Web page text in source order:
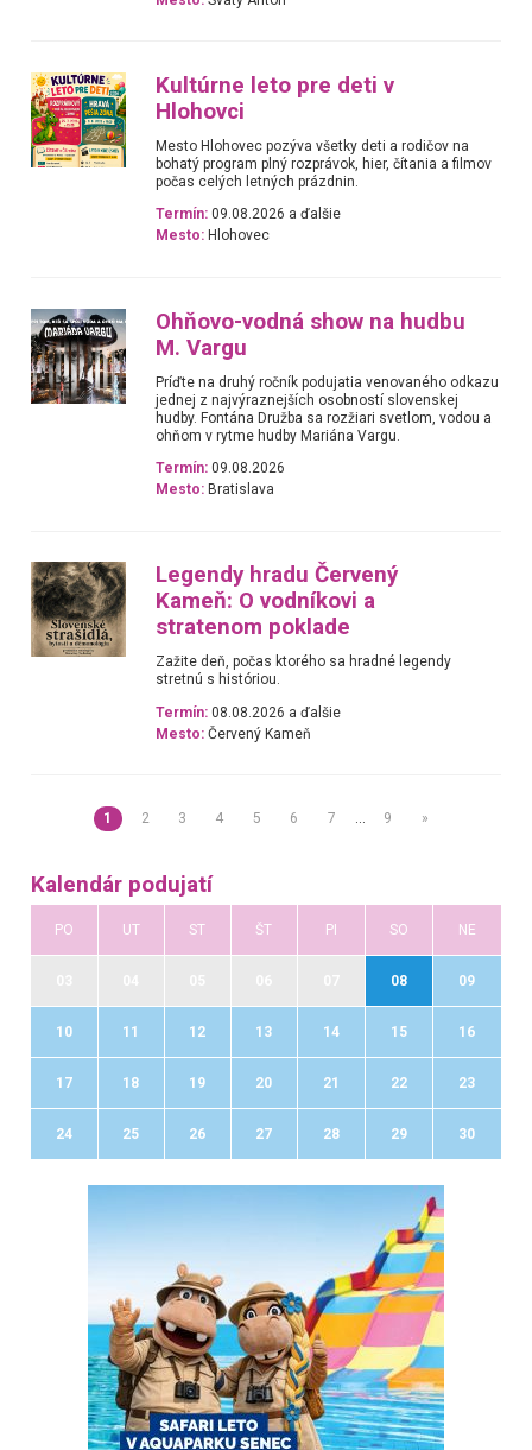
Kultúrne leto pre deti v
Hlohovci
Mesto Hlohovec pozýva všetky deti a rodičov na
bohatý program plný rozprávok, hier, čítania a filmov
počas celých letných prázdnin.
Termín: 09.08.2026 a ďalšie
Mesto: Hlohovec
Ohňovo-vodná show na hudbu
M. Vargu
Príďte na druhý ročník podujatia venovaného odkazu
jednej z najvýraznejších osobností slovenskej
hudby. Fontána Družba sa rozžiari svetlom, vodou a
ohňom v rytme hudby Mariána Vargu.
Termín: 09.08.2026
Mesto: Bratislava
Legendy hradu Červený
Kameň: O vodníkovi a
stratenom poklade
Zažite deň, počas ktorého sa hradné legendy
stretnú s históriou.
Termín: 08.08.2026 a ďalšie
Mesto: Červený Kameň
1 2 3 4 5 6 7 … 9 »
Kalendár podujatí
PO UT ST ŠT PI SO NE
08 09
10 11 12 13 14 15 16
17 18 19 20 21 22 23
24 25 26 27 28 29 30